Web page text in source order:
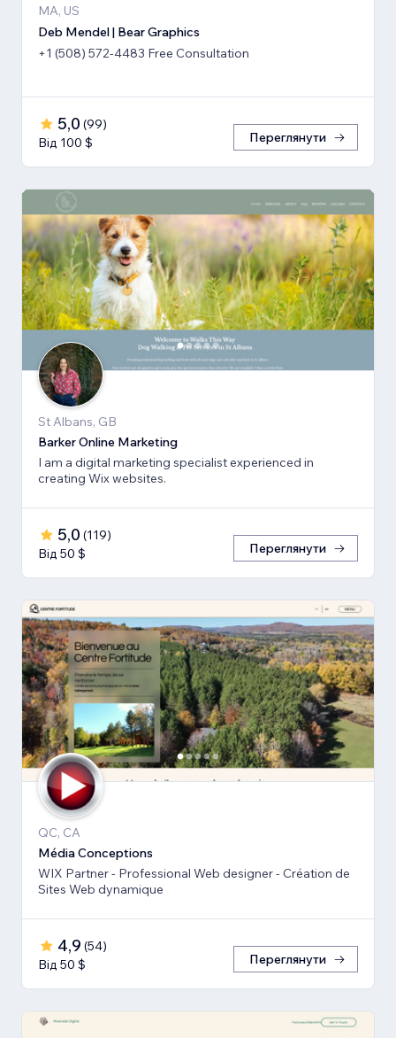
MA, US
Deb Mendel | Bear Graphics
+1 (508) 572-4483 Free Consultation
5,0 (99)
Від 100 $
Переглянути
St Albans, GB
Barker Online Marketing
I am a digital marketing specialist experienced in
creating Wix websites.
5,0 (119)
Від 50 $
Переглянути
QC, CA
Média Conceptions
WIX Partner - Professional Web designer - Création de
Sites Web dynamique
4,9 (54)
Від 50 $
Переглянути